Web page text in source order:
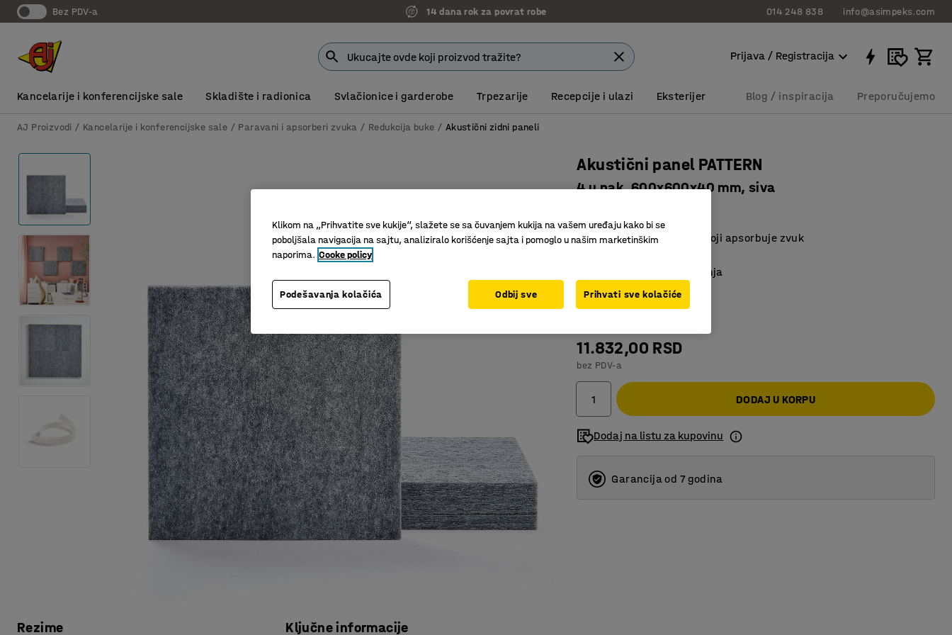
bez PDV-a 14 dana rok za povrat robe 014 248 838 info@asimpeks.com
Prijava / Registracija
Kancelarije i konferencijske sale Skladište i radionica Svlačionice i garderobe Trpezarije Recepcije i ulazi Eksterijer Blog / inspiracija Preporučujemo
AJ Proizvodi Kancelarije i konferencijske sale Paravani i apsorberi zvuka Redukcija buke Akustični zidni paneli
Rezime Ključne informacije
Akustični panel PATTERN
4 u pak. 600x600x40 mm, siva
Karakteristika dizajna koji apsorbuje zvuk
Za suva i vlažna okruženja
Boja:Siva
11.832,00 RSD
bez PDV-a
DODAJ U KORPU
Dodaj na listu za kupovinu
Garancija od 7 godina
Klikom na „Prihvatite sve kukije“, slažete se sa čuvanjem kukija na vašem uređaju kako bi se
poboljšala navigacija na sajtu, analiziralo korišćenje sajta i pomoglo u našim marketinškim
naporima. Cooke policy
Podešavanja kolačića Odbij sve Prihvati sve kolačiće